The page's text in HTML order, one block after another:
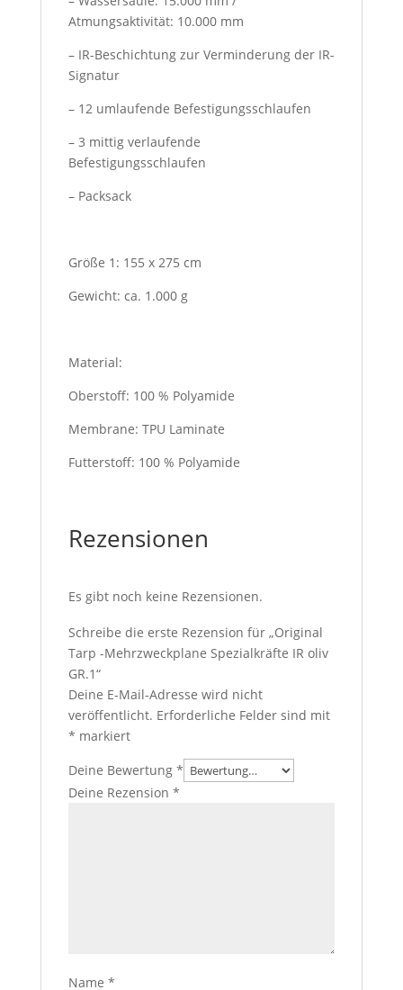
Atmungsaktivität: 10.000 mm
– IR-Beschichtung zur Verminderung der IR-
Signatur
– 12 umlaufende Befestigungsschlaufen
– 3 mittig verlaufende
Befestigungsschlaufen
– Packsack
Größe 1: 155 x 275 cm
Gewicht: ca. 1.000 g
Material:
Oberstoff: 100 % Polyamide
Membrane: TPU Laminate
Futterstoff: 100 % Polyamide
Rezensionen
Es gibt noch keine Rezensionen.
Schreibe die erste Rezension für „Original
Tarp -Mehrzweckplane Spezialkräfte IR oliv
GR.1“
Deine E-Mail-Adresse wird nicht
veröffentlicht. Erforderliche Felder sind mit
* markiert
Deine Bewertung *
Deine Rezension *
Name *